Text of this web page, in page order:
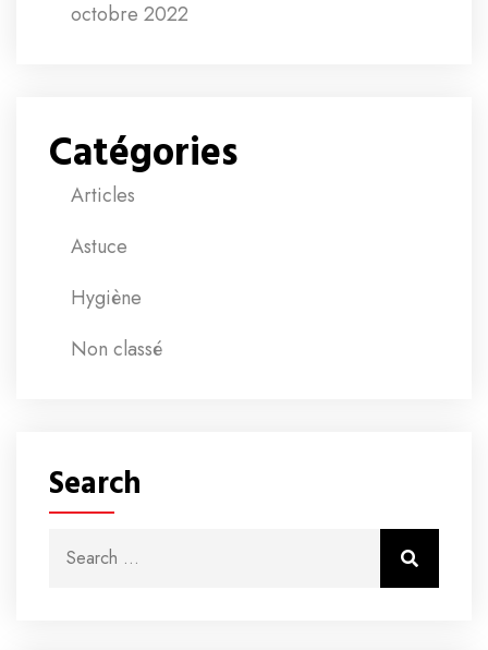
octobre 2022
Catégories
Articles
Astuce
Hygiène
Non classé
Search
Search for: